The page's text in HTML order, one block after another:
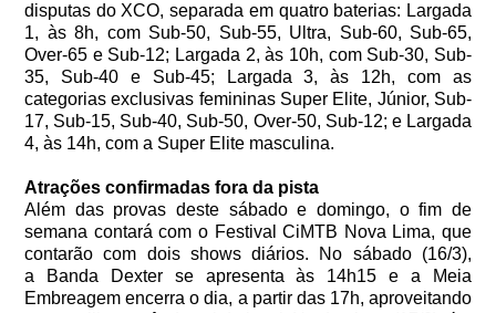
disputas do XCO, separada em quatro baterias: Largada
1, às 8h, com Sub-50, Sub-55, Ultra, Sub-60, Sub-65,
Over-65 e Sub-12; Largada 2, às 10h, com Sub-30, Sub-
35, Sub-40 e Sub-45; Largada 3, às 12h, com as
categorias exclusivas femininas Super Elite, Júnior, Sub-
17, Sub-15, Sub-40, Sub-50, Over-50, Sub-12; e Largada
4, às 14h, com a Super Elite masculina.
Atrações confirmadas fora da pista
Além das provas deste sábado e domingo, o fim de
semana contará com o Festival CiMTB Nova Lima, que
contarão com dois shows diários. No sábado (16/3),
a Banda Dexter se apresenta às 14h15 e a Meia
Embreagem encerra o dia, a partir das 17h, aproveitando